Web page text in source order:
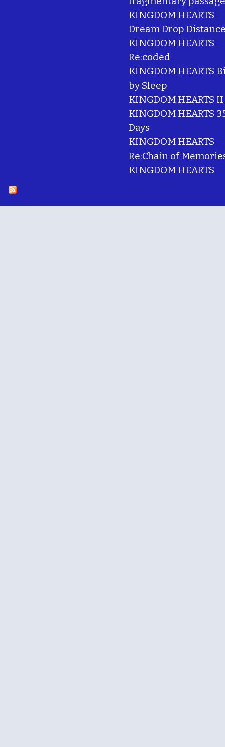
KINGDOM HEARTS
Dream Drop
KINGDOM HEARTS
Re:coded
KINGDOM HEARTS
by Sleep
KINGDOM HEARTS II
KINGDOM HEARTS
Days
KINGDOM HEARTS
Re:Chain of
KINGDOM HEARTS